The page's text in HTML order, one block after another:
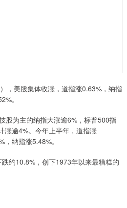
美股集体收涨，道指涨0.63%，纳指
。
为主的纳指大涨逾6%，标普500指
涨逾4%。今年上半年，道指涨
纳指涨5.48%。
约10.8%，创下1973年以来最糟糕的